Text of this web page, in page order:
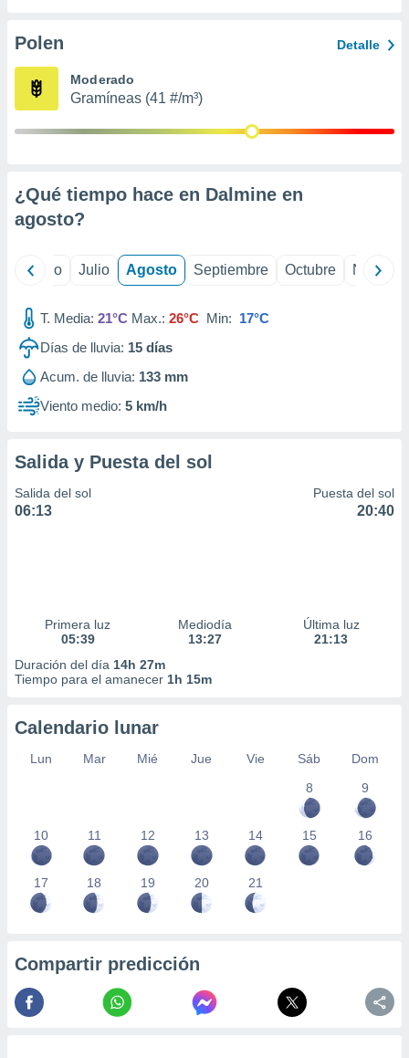
e
mediante
publicidad
publicidad
de
Polen Detalle
Moderado
Gramíneas (41 #/m³)
¿Qué tiempo hace en Dalmine en
agosto?
Junio Julio Agosto Septiembre Octubre
T. Media: 21°C Max.: 26°C Min: 17°C
Días de lluvia: 15 días
Acum. de lluvia: 133 mm
Viento medio: 5 km/h
Salida y Puesta del sol
Salida del sol
06:13
Puesta del sol
20:40
Primera luz
05:39
Mediodía
13:27
Última luz
21:13
Duración del día 14h 27m
Tiempo para el amanecer 1h 15m
Calendario lunar
Lun Mar Mié Jue Vie Sáb
Dom
8
9
10 11 12 13 14 15 16
17 18 19 20 21
Compartir predicción